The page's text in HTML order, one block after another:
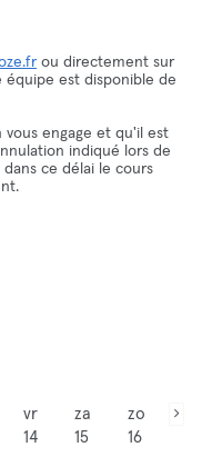
ou directement sur
est disponible de
engage et qu'il est
indiqué lors de
dans ce délai le cours
vr
14
za
15
zo
16